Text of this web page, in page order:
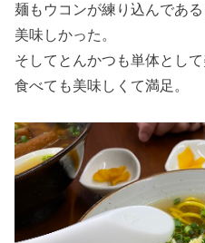
麺もウコンが練り込んであ
美味しかった。
そしてとんかつも単体とし
食べても美味しくて満足。